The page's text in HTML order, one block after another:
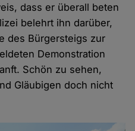
dass er überall beten
belehrt ihn darüber,
des Bürgersteigs zur
Demonstration
Schön zu sehen,
Gläubigen doch nicht